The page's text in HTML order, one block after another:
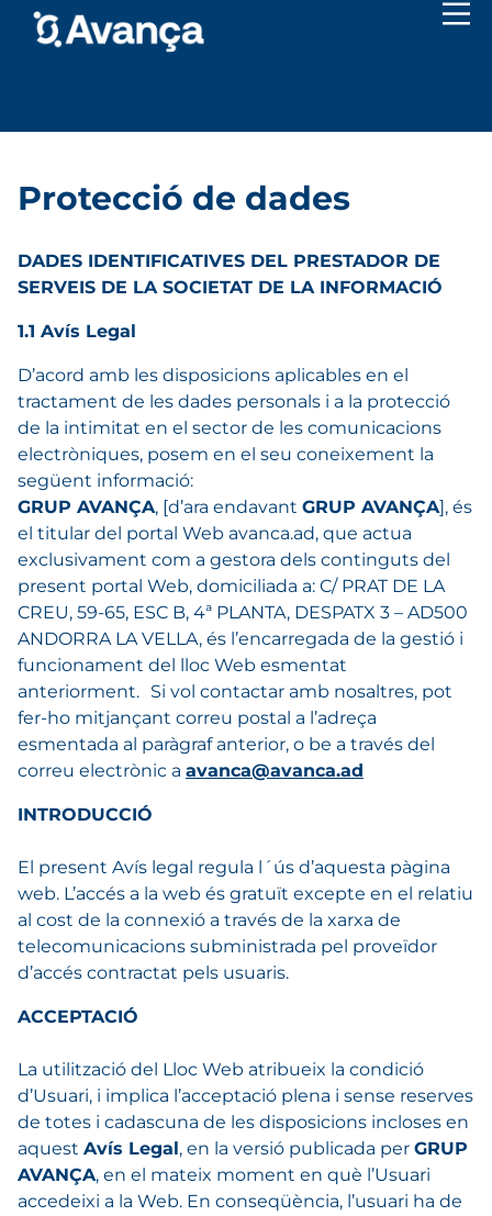
Protecció de dades
DADES IDENTIFICATIVES DEL PRESTADOR DE
SERVEIS DE LA SOCIETAT DE LA INFORMACIÓ
1.1 Avís Legal
D’acord amb les disposicions aplicables en el
tractament de les dades personals i a la protecció
de la intimitat en el sector de les comunicacions
electròniques, posem en el seu coneixement la
següent informació:
GRUP AVANÇA, [d’ara endavant GRUP AVANÇA], és
el titular del portal Web avanca.ad, que actua
exclusivament com a gestora dels continguts del
present portal Web, domiciliada a: C/ PRAT DE LA
CREU, 59-65, ESC B, 4ª PLANTA, DESPATX 3 – AD500
ANDORRA LA VELLA, és l’encarregada de la gestió i
funcionament del lloc Web esmentat
anteriorment. Si vol contactar amb nosaltres, pot
fer-ho mitjançant correu postal a l’adreça
esmentada al paràgraf anterior, o be a través del
correu electrònic a avanca@avanca.ad
INTRODUCCIÓ
El present Avís legal regula l´ús d’aquesta pàgina
web. L’accés a la web és gratuït excepte en el relatiu
al cost de la connexió a través de la xarxa de
telecomunicacions subministrada pel proveïdor
d’accés contractat pels usuaris.
ACCEPTACIÓ
La utilització del Lloc Web atribueix la condició
d’Usuari, i implica l’acceptació plena i sense reserves
de totes i cadascuna de les disposicions incloses en
aquest Avís Legal, en la versió publicada per GRUP
AVANÇA, en el mateix moment en què l’Usuari
accedeixi a la Web. En conseqüència, l’usuari ha de